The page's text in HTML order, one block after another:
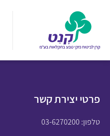
פרטי יצירת קשר
טלפון:03-6270200